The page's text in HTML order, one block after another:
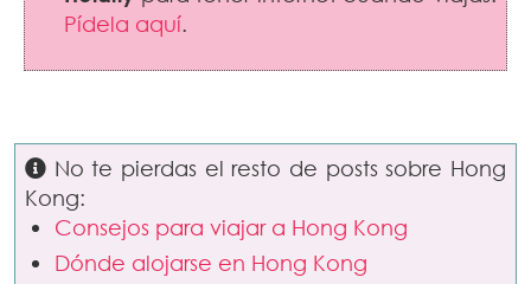
Pídela aquí.
No te pierdas el resto de posts sobre Hong
Kong:
Consejos para viajar a Hong Kong
Dónde alojarse en Hong Kong